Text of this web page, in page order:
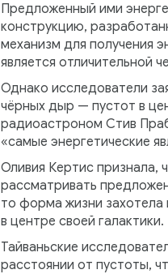
Предложенный ими
конструкцию,
механизм для получения
является отличительной
Однако исследователи
чёрных дыр — пустот в
радиоастроном Стив
«самые энергетические
Оливия Кертис признала,
рассматривать
то форма жизни захотела
в центре своей галактики.
Тайваньские
расстоянии от пустоты,